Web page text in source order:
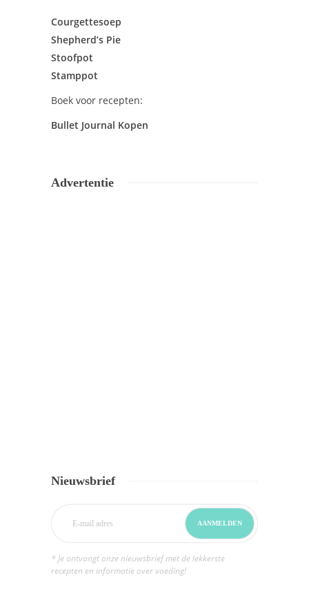
Courgettesoep
Shepherd’s Pie
Stoofpot
Stamppot
Boek voor recepten:
Bullet Journal Kopen
Advertentie
Nieuwsbrief
* Je ontvangt onze nieuwsbrief met de lekkerste
recepten en informatie over voeding!